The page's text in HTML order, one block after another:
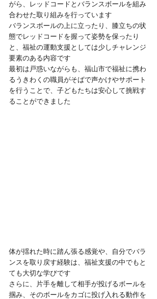
がら、レッドコードとバランスボールを組み
合わせた取り組みを行っています
バランスボールの上に立ったり、膝立ちの状
態でレッドコードを握って姿勢を保ったり
と、福祉の運動支援としては少しチャレンジ
要素のある内容です
最初は戸惑いながらも、福山市で福祉に携わ
るうきわくの職員がそばで声かけやサポート
を行うことで、子どもたちは安心して挑戦す
ることができました
体が揺れた時に踏ん張る感覚や、自分でバラ
ンスを取り戻す経験は、福祉支援の中でもと
ても大切な学びです
さらに、片手を離して相手が投げるボールを
掴み、そのボールをカゴに投げ入れる動作を